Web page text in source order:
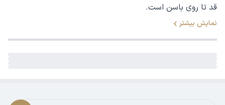
قد تا روی باسن است.
نمایش بیشتر